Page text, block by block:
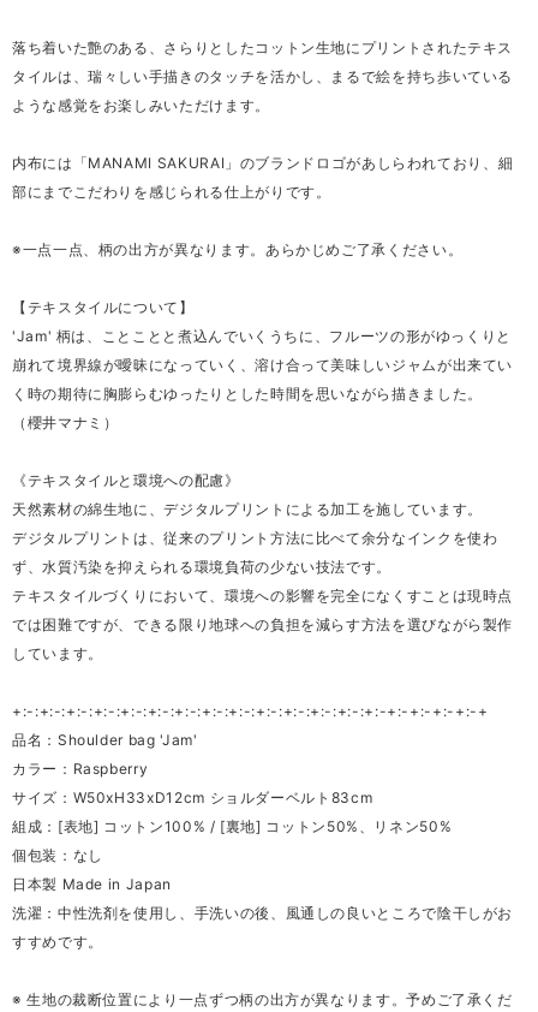
落ち着いた艶のある、さらりとしたコットン生地にプリントされたテキス
タイルは、瑞々しい手描きのタッチを活かし、まるで絵を持ち歩いている
ような感覚をお楽しみいただけます。
内布には「MANAMI SAKURAI」のブランドロゴがあしらわれており、細
部にまでこだわりを感じられる仕上がりです。
※一点一点、柄の出方が異なります。あらかじめご了承ください。
【テキスタイルについて】
'Jam' 柄は、ことことと煮込んでいくうちに、フルーツの形がゆっくりと
崩れて境界線が曖昧になっていく、溶け合って美味しいジャムが出来てい
く時の期待に胸膨らむゆったりとした時間を思いながら描きました。
（櫻井マナミ）
《テキスタイルと環境への配慮》
天然素材の綿生地に、デジタルプリントによる加工を施しています。
デジタルプリントは、従来のプリント方法に比べて余分なインクを使わ
ず、水質汚染を抑えられる環境負荷の少ない技法です。
テキスタイルづくりにおいて、環境への影響を完全になくすことは現時点
では困難ですが、できる限り地球への負担を減らす方法を選びながら製作
しています。
+:-:+:-:+:-:+:-:+:-:+:-:+:-:+:-:+:-:+:-:+:-:+:-:+:-:+:-+:-+:-+:-+:-+
品名：Shoulder bag 'Jam'
カラー：Raspberry
サイズ：W50xH33xD12cm ショルダーベルト83cm
組成：[表地] コットン100% / [裏地] コットン50%、リネン50%
個包装：なし
日本製 Made in Japan
洗濯：中性洗剤を使用し、手洗いの後、風通しの良いところで陰干しがお
すすめです。
※ 生地の裁断位置により一点ずつ柄の出方が異なります。予めご了承くだ